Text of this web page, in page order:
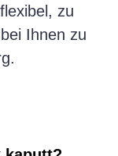
zu
Ihnen zu